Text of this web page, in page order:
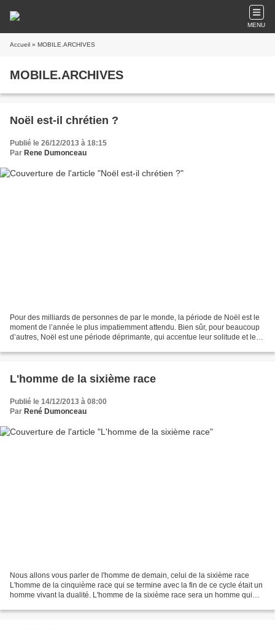
MENU
Accueil » MOBILE.ARCHIVES
MOBILE.ARCHIVES
Noël est-il chrétien ?
Publié le 26/12/2013 à 18:15
Par Rene Dumonceau
Pour des milliards de personnes de par le monde, la période de Noël est le
moment de l’année le plus impatiemment attendu. Bien sûr, pour beaucoup
d’autres, Noël est une période déprimante, qui accentue leur solitude et leur
L'homme de la sixième race
Publié le 14/12/2013 à 08:00
Par René Dumonceau
Nous allons vous parler de l'homme de demain, celui de la sixième race
L'homme de la cinquième race qui se termine avec la fin de ce cycle était un
homme vivant la dualité. L'homme de la sixième race sera un homme qui